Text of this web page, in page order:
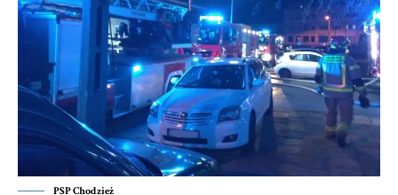
PSP Chodzież